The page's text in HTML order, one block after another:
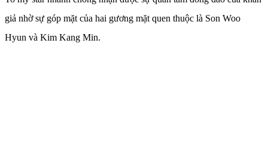
giả nhờ sự góp mặt của hai gương mặt quen thuộc là Son Woo
Hyun và Kim Kang Min.